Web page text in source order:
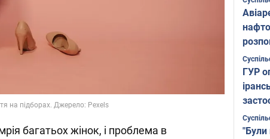
на підборах. Джерело: Pexels
багатьох жінок, і проблема в
ГУР
"Були